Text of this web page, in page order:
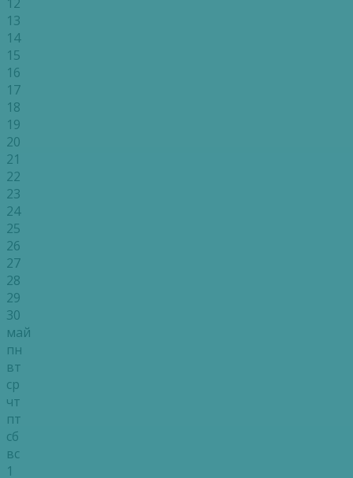
13
14
15
16
17
18
19
20
21
22
23
24
25
26
27
28
29
30
май
пн
вт
ср
чт
пт
сб
вс
1